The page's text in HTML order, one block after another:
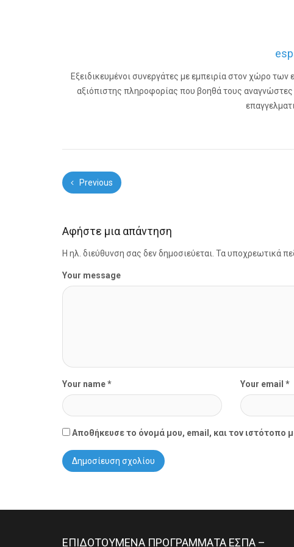
Εξειδικευμένοι συνεργάτες με εμπειρία στον χώρο
αξιόπιστης πληροφορίας που βοηθά τους
Previous
Αφήστε μια απάντηση
Η ηλ. διεύθυνση σας δεν δημοσιεύεται. Τα υποχρεωτικά
Your message
Your name * Your email *
Αποθήκευσε το όνομά μου, email, και τον ιστότοπο
ΕΠΙΔΟΤΟΥΜΕΝΑ ΠΡΟΓΡΑΜΜΑΤΑ ΕΣΠΑ –